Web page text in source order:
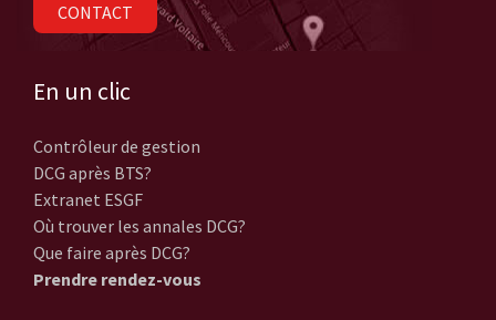
CONTACT
En un clic
Contrôleur de gestion
DCG après BTS?
Extranet ESGF
Où trouver les annales DCG?
Que faire après DCG?
Prendre rendez-vous